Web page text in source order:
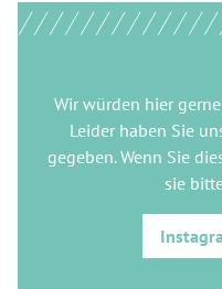
Wir würden hier gerne
Leider haben Sie
gegeben. Wenn Sie
sie